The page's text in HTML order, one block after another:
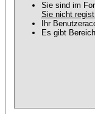
Sie sind im
Sie nicht
Ihr
Es gibt